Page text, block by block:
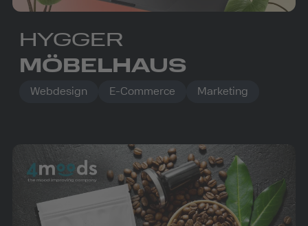
HYGGER
MÖBELHAUS
Webdesign E-Commerce Marketing